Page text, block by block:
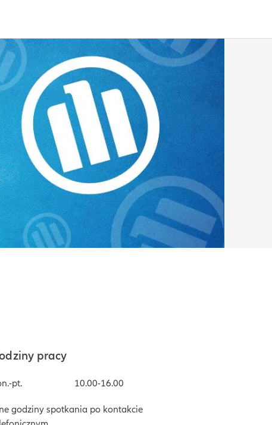
pracy
pt. 10.00-16.00
godziny spotkania po kontakcie